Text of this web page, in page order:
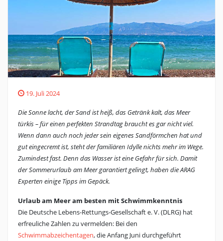
19. Juli 2024
Die Sonne lacht, der Sand ist heiß, das Getränk kalt, das Meer
türkis – für einen perfekten Strandtag braucht es gar nicht viel.
Wenn dann auch noch jeder sein eigenes Sandförmchen hat und
gut eingecremt ist, steht der familiären Idylle nichts mehr im Wege.
Zumindest fast. Denn das Wasser ist eine Gefahr für sich. Damit
der Sommerurlaub am Meer garantiert gelingt, haben die ARAG
Experten einige Tipps im Gepäck.
Urlaub am Meer am besten mit Schwimmkenntnis
Die Deutsche Lebens-Rettungs-Gesellschaft e. V. (DLRG) hat
erfreuliche Zahlen zu vermelden: Bei den
Schwimmabzeichentagen, die Anfang Juni durchgeführt